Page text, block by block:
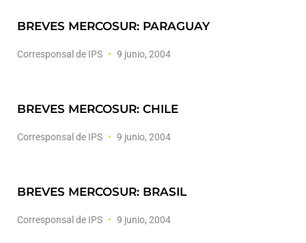
BREVES MERCOSUR: PARAGUAY
Corresponsal de IPS 9 junio, 2004
BREVES MERCOSUR: CHILE
Corresponsal de IPS 9 junio, 2004
BREVES MERCOSUR: BRASIL
Corresponsal de IPS 9 junio, 2004